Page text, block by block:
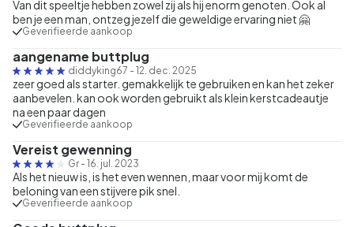
Van dit speeltje hebben zowel zij als hij enorm genoten. Ook al
ben je een man, ontzeg jezelf die geweldige ervaring niet 🤗
Geverifieerde aankoop
aangename buttplug
diddyking67 - 12. dec. 2025
zeer goed als starter. gemakkelijk te gebruiken en kan het zeker
aanbevelen. kan ook worden gebruikt als klein kerstcadeautje
na een paar dagen
Geverifieerde aankoop
Vereist gewenning
Gr - 16. jul. 2023
Als het nieuw is, is het even wennen, maar voor mij komt de
beloning van een stijvere pik snel.
Geverifieerde aankoop